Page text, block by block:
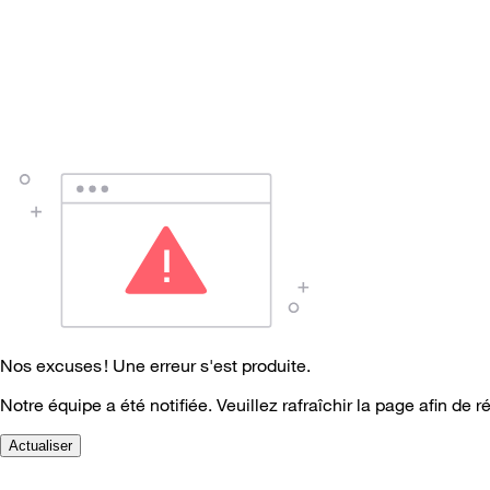
Nos excuses ! Une erreur s'est produite.
Notre équipe a été notifiée. Veuillez rafraîchir la page afin de
Actualiser